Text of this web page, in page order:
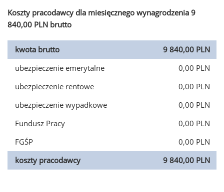
Koszty pracodawcy dla miesięcznego wynagrodzenia 9
840,00 PLN brutto
kwota brutto
9 840,00 PLN
ubezpieczenie emerytalne
0,00 PLN
ubezpieczenie rentowe
0,00 PLN
ubezpieczenie wypadkowe
0,00 PLN
Fundusz Pracy
0,00 PLN
FGŚP
0,00 PLN
koszty pracodawcy
9 840,00 PLN